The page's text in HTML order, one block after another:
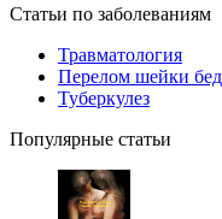
Статьи по заболеваниям
Травматология
Перелом шейки
Туберкулез
Популярные статьи